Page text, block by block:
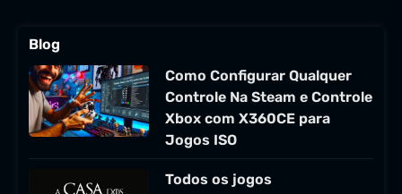
Blog
Como Configurar Qualquer
Controle Na Steam e Controle
Xbox com X360CE para
Jogos ISO
Todos os jogos